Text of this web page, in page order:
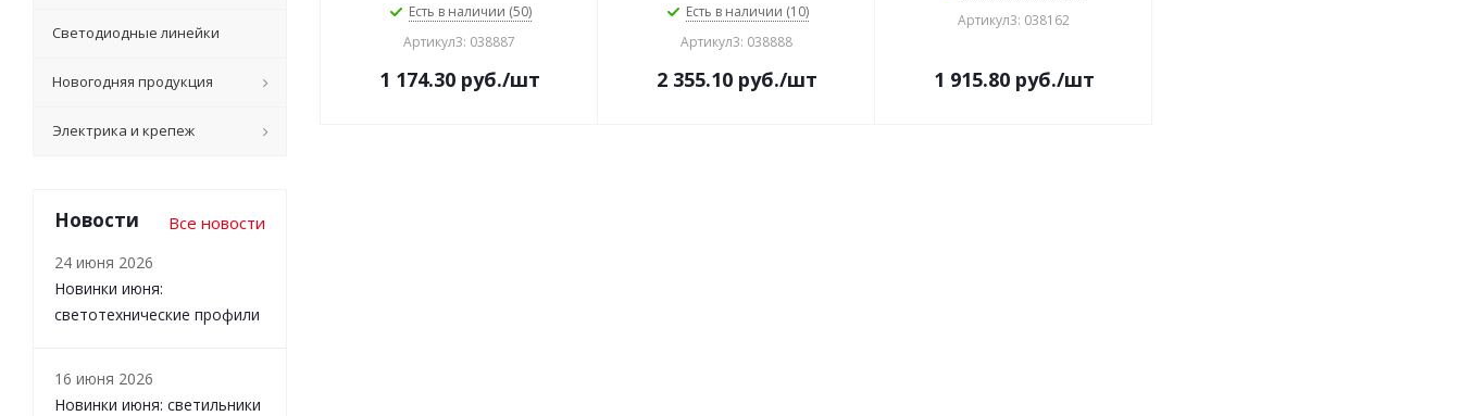
Есть в наличии (50)
Артикул3: 038887
1 174.30руб./шт
Есть в наличии (10)
Артикул3: 038888
2 355.10руб./шт
Артикул3: 038162
1 915.80руб./шт
Светодиодные линейки
Новогодняя продукция
Электрика и крепеж
Новости Все новости
24 июня 2026
Новинки июня:
светотехнические профили
16 июня 2026
Новинки июня: светильники